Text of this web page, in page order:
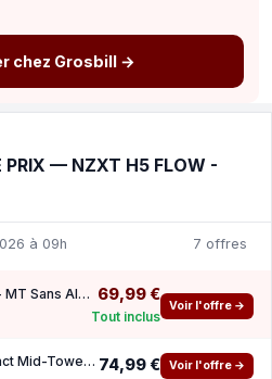
chez Grosbill →
PRIX — NZXT H5 FLOW -
à 09h 7 offres
NZXT H5 Flow White - MT Sans Alim E-ATX 69,99 €
Tout inclus
Voir l'offre →
NZXT H5 Flow Compact Mid-Tower ATX Case - All White 74,99 € Voir l'offre →